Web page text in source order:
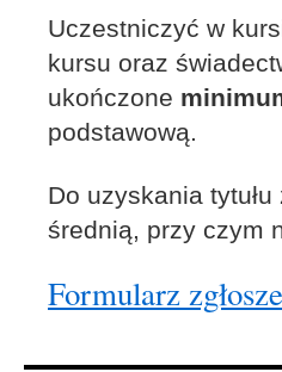
Uczestniczyć w
kursu oraz
ukończone
podstawową.
Do uzyskania
średnią, przy czym
Formularz